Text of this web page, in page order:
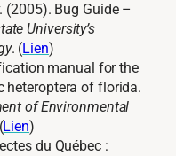
(2005). Bug Guide –
University’s
. (Lien)
manual for the
heteroptera of florida.
of Environmental
Lien)
du Québec :